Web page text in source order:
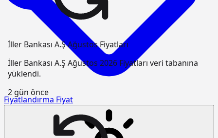
Fiyatlandırma Fiyat
İller Bankası A.Ş Ağustos Fiyatları
İller Bankası A.Ş Ağustos 2026 Fiyatları veri tabanına
yüklendi.
2 gün önce